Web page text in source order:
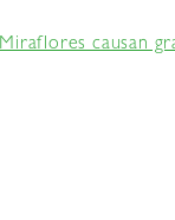
causan